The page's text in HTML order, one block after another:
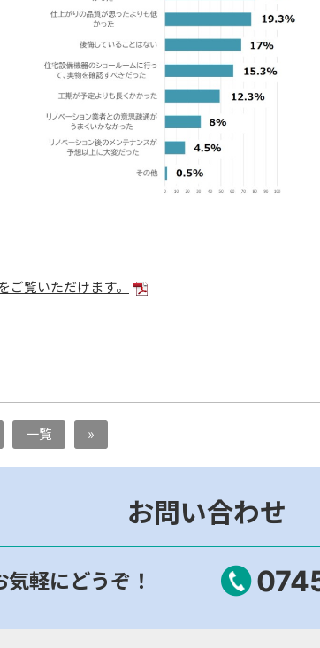
覧いただけます。
一覧 »
お問い合わせ
軽にどうぞ！